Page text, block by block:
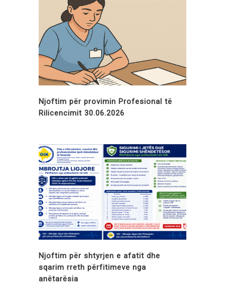
Njoftim për provimin Profesional të
Rilicencimit 30.06.2026
Njoftim për shtyrjen e afatit dhe
sqarim rreth përfitimeve nga
anëtarësia